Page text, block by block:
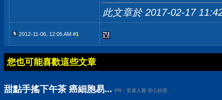
此文章於 2017-02-17
2012-11-06, 12:05 AM #1
您也可能喜歡這些文章
甜點手搖下午茶 癌細胞易... PR・安達人壽 安心抗癌